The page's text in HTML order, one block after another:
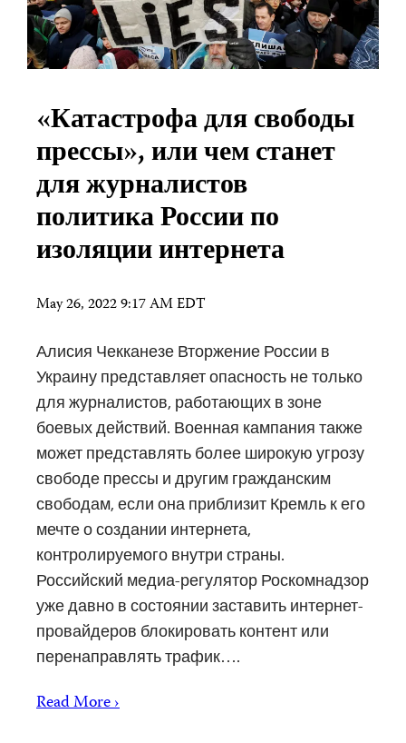
«Катастрофа для свободы
прессы», или чем станет
для журналистов
политика России по
изоляции интернета
May 26, 2022 9:17 AM EDT
Алисия Чекканезе Вторжение России в
Украину представляет опасность не только
для журналистов, работающих в зоне
боевых действий. Военная кампания также
может представлять более широкую угрозу
свободе прессы и другим гражданским
свободам, если она приблизит Кремль к его
мечте о создании интернета,
контролируемого внутри страны.
Российский медиа-регулятор Роскомнадзор
уже давно в состоянии заставить интернет-
провайдеров блокировать контент или
перенаправлять трафик….
Read More ›